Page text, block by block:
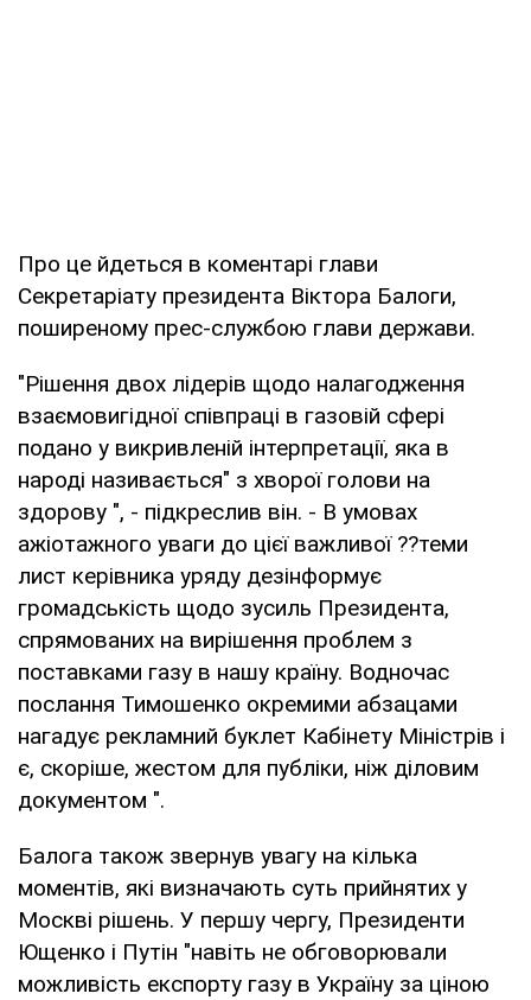
Про це йдеться в коментарі глави
Секретаріату президента Віктора Балоги,
поширеному прес-службою глави держави.
"Рішення двох лідерів щодо налагодження
взаємовигідної співпраці в газовій сфері
подано у викривленій інтерпретації, яка в
народі називається" з хворої голови на
здорову ", - підкреслив він. - В умовах
ажіотажного уваги до цієї важливої ??теми
лист керівника уряду дезінформує
громадськість щодо зусиль Президента,
спрямованих на вирішення проблем з
поставками газу в нашу країну. Водночас
послання Тимошенко окремими абзацами
нагадує рекламний буклет Кабінету Міністрів і
є, скоріше, жестом для публіки, ніж діловим
документом ".
Балога також звернув увагу на кілька
моментів, які визначають суть прийнятих у
Москві рішень. У першу чергу, Президенти
Ющенко і Путін "навіть не обговорювали
можливість експорту газу в Україну за ціною